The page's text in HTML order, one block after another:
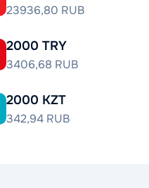
23936,80 RUB
2000 TRY
3406,68 RUB
2000 KZT
342,94 RUB